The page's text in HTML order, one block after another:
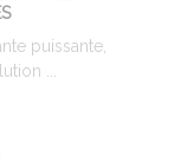
puissante,
...